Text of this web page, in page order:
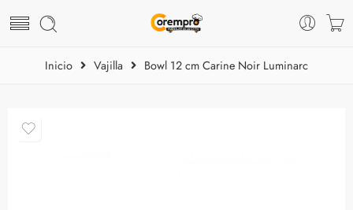
Inicio Vajilla Bowl 12 cm Carine Noir Luminarc